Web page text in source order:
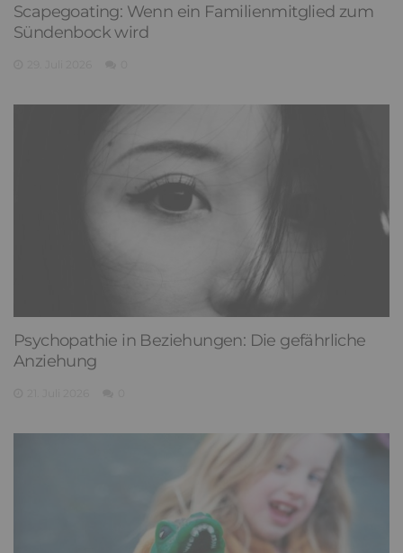
Scapegoating: Wenn ein Familienmitglied zum
Sündenbock wird
Psychopathie in Beziehungen: Die gefährliche
Anziehung